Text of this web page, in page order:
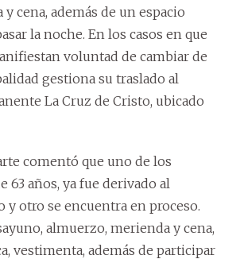
cena, además de un espacio
la noche. En los casos en que
voluntad de cambiar de
gestiona su traslado al
La Cruz de Cristo, ubicado
comentó que uno de los
63 años, ya fue derivado al
y otro se encuentra en proceso.
almuerzo, merienda y cena,
vestimenta, además de participar